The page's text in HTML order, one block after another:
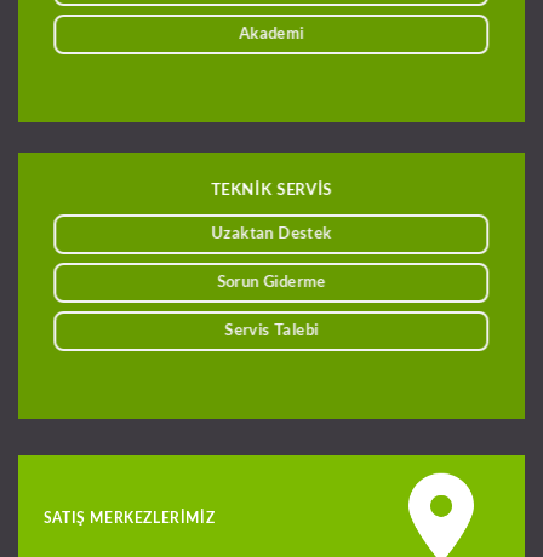
Akademi
TEKNİK SERVİS
Uzaktan Destek
Sorun Giderme
Servis Talebi
SATIŞ MERKEZLERIMIZ